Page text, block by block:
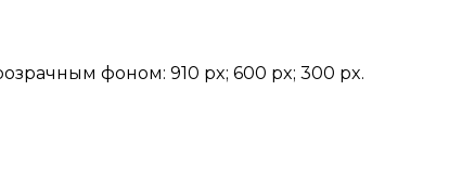
фоном: 910 px; 600 px; 300 px.